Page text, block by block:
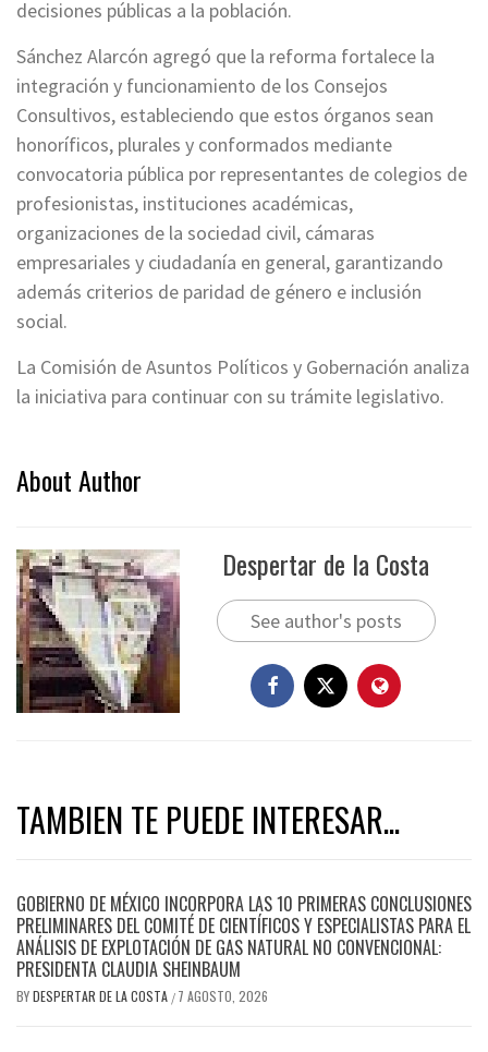
decisiones públicas a la población.
Sánchez Alarcón agregó que la reforma fortalece la
integración y funcionamiento de los Consejos
Consultivos, estableciendo que estos órganos sean
honoríficos, plurales y conformados mediante
convocatoria pública por representantes de colegios de
profesionistas, instituciones académicas,
organizaciones de la sociedad civil, cámaras
empresariales y ciudadanía en general, garantizando
además criterios de paridad de género e inclusión
social.
La Comisión de Asuntos Políticos y Gobernación analiza
la iniciativa para continuar con su trámite legislativo.
About Author
Despertar de la Costa
See author's posts
TAMBIEN TE PUEDE INTERESAR...
GOBIERNO DE MÉXICO INCORPORA LAS 10 PRIMERAS CONCLUSIONES
PRELIMINARES DEL COMITÉ DE CIENTÍFICOS Y ESPECIALISTAS PARA EL
ANÁLISIS DE EXPLOTACIÓN DE GAS NATURAL NO CONVENCIONAL:
PRESIDENTA CLAUDIA SHEINBAUM
BYDESPERTAR DE LA COSTA / 7 AGOSTO, 2026